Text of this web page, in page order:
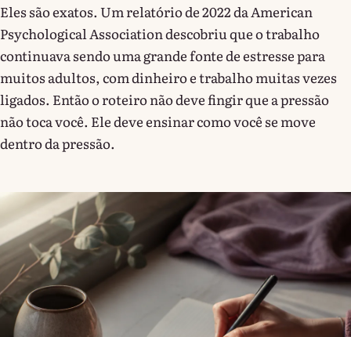
Eles são exatos. Um relatório de 2022 da American
Psychological Association descobriu que o trabalho
continuava sendo uma grande fonte de estresse para
muitos adultos, com dinheiro e trabalho muitas vezes
ligados. Então o roteiro não deve fingir que a pressão
não toca você. Ele deve ensinar como você se move
dentro da pressão.